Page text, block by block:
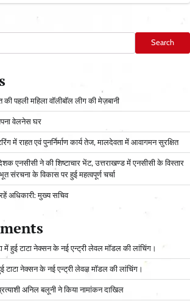
Search
पहली महिला वॉलीबॉल लीग की मेज़बानी
वेलनेस घर
में राहत एवं पुनर्निर्माण कार्य तेज, मालदेवता में आवागमन सुरक्षित
एनसीसी ने की शिष्टाचार भेंट, उत्तराखण्ड में एनसीसी के विस्तार
संरचना के विकास पर हुई महत्वपूर्ण चर्चा
अधिकारी: मुख्य सचिव
में हुई टाटा नेक्सन के नई एन्ट्री लेवल मॉडल की लांचिंग।
टाटा नेक्सन के नई एन्ट्री लेवल मॉडल की लांचिंग।
अनिल बलूनी ने किया नामांकन दाखिल